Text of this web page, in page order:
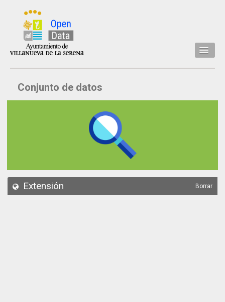
Inicio
Datos
API
Conjunto de datos
Extensión Borrar